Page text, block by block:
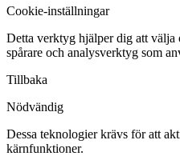
Cookie-inställningar
Detta verktyg hjälper dig att välja
spårare och analysverktyg som
Tillbaka
Nödvändig
Dessa teknologier krävs för att
kärnfunktioner.